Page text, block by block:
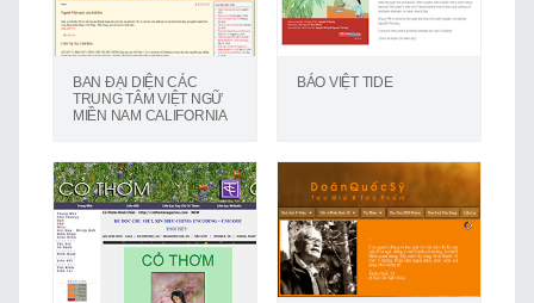
BAN ĐẠI DIỆN CÁC
TRUNG TÂM VIỆT NGỮ
MIỀN NAM CALIFORNIA
BÁO VIỆT TIDE